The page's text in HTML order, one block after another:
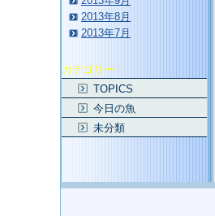
2013年8月
2013年7月
カテゴリー
TOPICS
今日の魚
未分類